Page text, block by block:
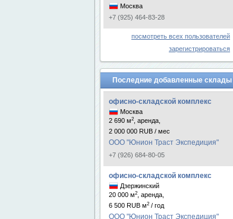
Москва
+7 (925) 464-83-28
посмотреть всех пользователей
зарегистрироваться
Последние добавленные склады
офисно-складской комплекс
Москва
2 690 м2
, аренда,
2 000 000 RUB / мес
ООО "Юнион Траст Экспедиция"
+7 (926) 684-80-05
офисно-складской комплекс
Дзержинский
20 000 м2
, аренда,
6 500 RUB м2 / год
ООО "Юнион Траст Экспедиция"